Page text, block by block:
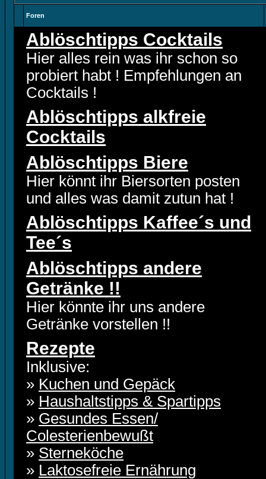
Foren
Ablöschtipps Cocktails
Hier alles rein was ihr schon so
probiert habt ! Empfehlungen an
Cocktails !
Ablöschtipps alkfreie
Cocktails
Ablöschtipps Biere
Hier könnt ihr Biersorten posten
und alles was damit zutun hat !
Ablöschtipps Kaffee´s und
Tee´s
Ablöschtipps andere
Getränke !!
Hier könnte ihr uns andere
Getränke vorstellen !!
Rezepte
Inklusive:
» Kuchen und Gepäck
» Haushaltstipps & Spartipps
» Gesundes Essen/
Colesterienbewußt
» Sterneköche
» Laktosefreie Ernährung